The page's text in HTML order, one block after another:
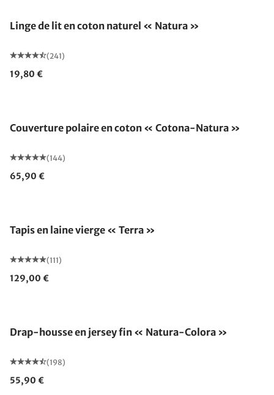
Linge de lit en coton naturel « Natura »
(241)
19,80 €
Couverture polaire en coton « Cotona-Natura »
(144)
65,90 €
Tapis en laine vierge « Terra »
(111)
129,00 €
Drap-housse en jersey fin « Natura-Colora »
(198)
55,90 €